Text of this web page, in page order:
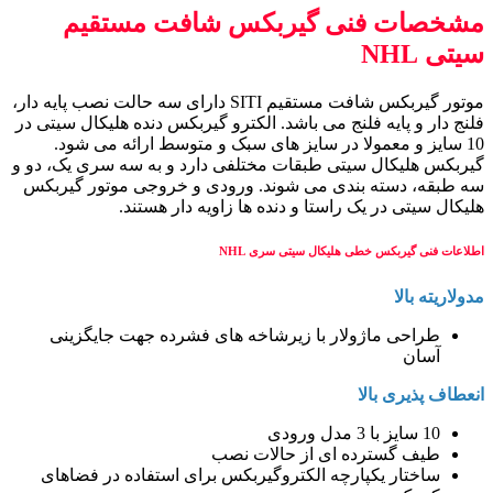
مشخصات فنی گیربکس شافت مستقیم
سیتی NHL
موتور گیربکس شافت مستقیم SITI دارای سه حالت نصب پایه دار،
فلنج دار و پایه فلنج می باشد. الکترو گیربکس دنده هلیکال سیتی در
10 سایز و معمولا در سایز های سبک و متوسط ارائه می شود.
گیربکس هلیکال سیتی طبقات مختلفی دارد و به سه سری یک، دو و
سه طبقه، دسته بندی می شوند. ورودی و خروجی موتور گیربکس
هلیکال سیتی در یک راستا و دنده ها زاویه دار هستند.
اطلاعات فنی گیربکس خطی هلیکال سیتی سری NHL
مدولاریته بالا
طراحی ماژولار با زیرشاخه های فشرده جهت جایگزینی
آسان
انعطاف پذیری بالا
10 سایز با 3 مدل ورودی
طیف گسترده ای از حالات نصب
ساختار یکپارچه الکتروگیربکس برای استفاده در فضاهای